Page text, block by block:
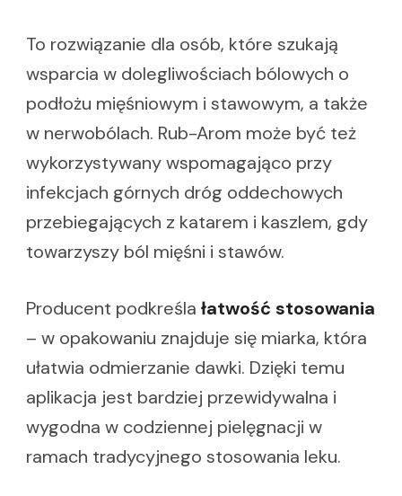
To rozwiązanie dla osób, które szukają
wsparcia w dolegliwościach bólowych o
podłożu mięśniowym i stawowym, a także
w nerwobólach. Rub-Arom może być też
wykorzystywany wspomagająco przy
infekcjach górnych dróg oddechowych
przebiegających z katarem i kaszlem, gdy
towarzyszy ból mięśni i stawów.
Producent podkreśla łatwość stosowania
– w opakowaniu znajduje się miarka, która
ułatwia odmierzanie dawki. Dzięki temu
aplikacja jest bardziej przewidywalna i
wygodna w codziennej pielęgnacji w
ramach tradycyjnego stosowania leku.